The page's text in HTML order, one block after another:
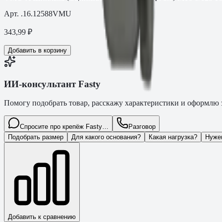
Арт. .16.12588VMU
343,99 ₽
Добавить в корзину
ИИ-консультант Fasty
Помогу подобрать товар, расскажу характеристики и оформлю
Спросите про крепёж Fasty…
Разговор
Подобрать размер
Для какого основания? Какая нагрузка?
Добавить к сравнению